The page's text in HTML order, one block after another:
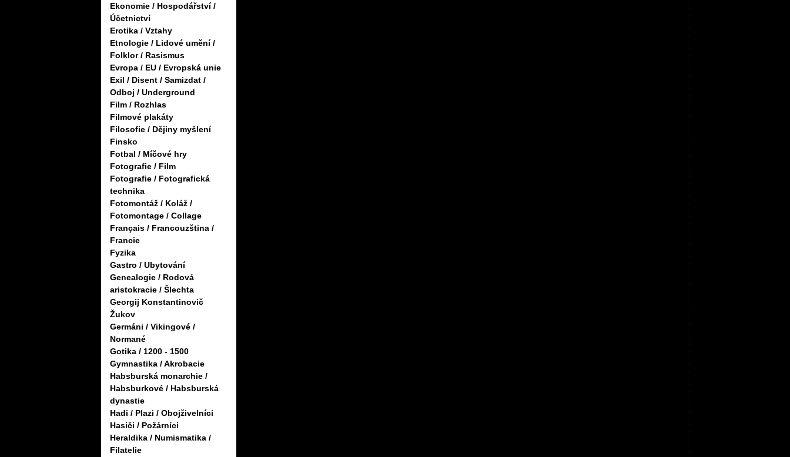
Ekonomie / Hospodářství /
Účetnictví
Erotika / Vztahy
Etnologie / Lidové umění /
Folklor / Rasismus
Evropa / EU / Evropská unie
Exil / Disent / Samizdat /
Odboj / Underground
Film / Rozhlas
Filmové plakáty
Filosofie / Dějiny myšlení
Finsko
Fotbal / Míčové hry
Fotografie / Film
Fotografie / Fotografická
technika
Fotomontáž / Koláž /
Fotomontage / Collage
Français / Francouzština /
Francie
Fyzika
Gastro / Ubytování
Genealogie / Rodová
aristokracie / Šlechta
Georgij Konstantinovič
Žukov
Germáni / Vikingové /
Normané
Gotika / 1200 - 1500
Gymnastika / Akrobacie
Habsburská monarchie /
Habsburkové / Habsburská
dynastie
Hadi / Plazi / Obojživelníci
Hasiči / Požárníci
Heraldika / Numismatika /
Filatelie